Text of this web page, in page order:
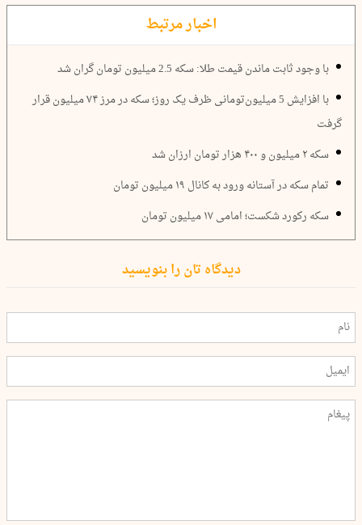
اخبار مرتبط
با وجود ثابت ماندن قیمت طلا: سکه 2.5 میلیون تومان گران شد
با افزایش 5 میلیون‌تومانی ظرف یک روز؛ سکه در مرز ۷۴ میلیون قرار
گرفت
سکه ۲ میلیون و ۴۰۰ هزار تومان ارزان شد
تمام سکه در آستانه ورود به کانال ۱۹ میلیون تومان
سکه رکورد شکست؛ امامی ۱۷ میلیون تومان
دیدگاه تان را بنویسید